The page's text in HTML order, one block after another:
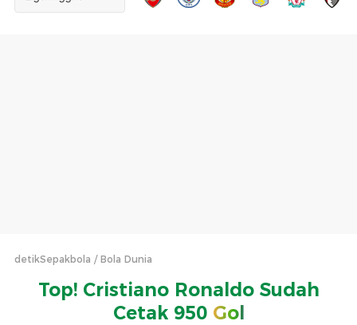
detikSepakbola Bola Dunia
Top! Cristiano Ronaldo Sudah
Cetak 950 Gol